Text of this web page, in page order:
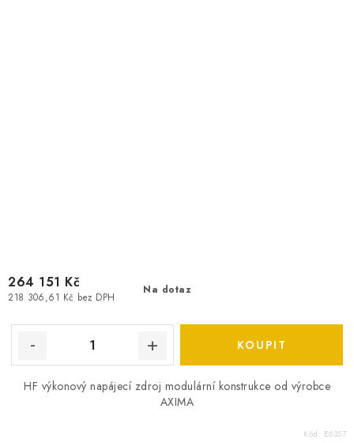
Na dotaz
218 306,61 Kč bez DPH
264 151 Kč
HF výkonový napájecí zdroj modulární konstrukce od výrobce
AXIMA
Kód: E6357